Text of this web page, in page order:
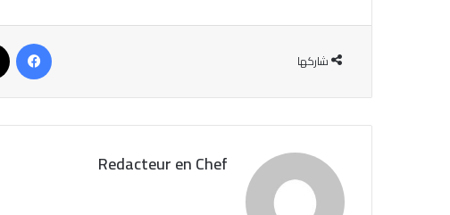
شاركها
Redacteur en Chef